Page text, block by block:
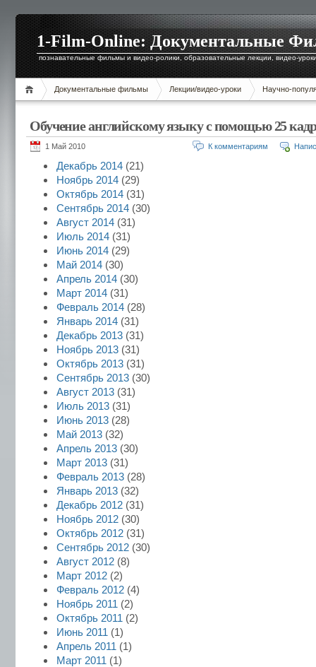
1-Film-Online: Документальные
познавательные фильмы и видео-ролики, образовательные лекции, видео-
Документальные фильмы Лекции/видео-уроки Научно-
Обучение английскому языку с помощью 25
1 Май 2010 К комментариям
Декабрь 2014 (21)
Ноябрь 2014 (29)
Октябрь 2014 (31)
Сентябрь 2014 (30)
Август 2014 (31)
Июль 2014 (31)
Июнь 2014 (29)
Май 2014 (30)
Апрель 2014 (30)
Март 2014 (31)
Февраль 2014 (28)
Январь 2014 (31)
Декабрь 2013 (31)
Ноябрь 2013 (31)
Октябрь 2013 (31)
Сентябрь 2013 (30)
Август 2013 (31)
Июль 2013 (31)
Июнь 2013 (28)
Май 2013 (32)
Апрель 2013 (30)
Март 2013 (31)
Февраль 2013 (28)
Январь 2013 (32)
Декабрь 2012 (31)
Ноябрь 2012 (30)
Октябрь 2012 (31)
Сентябрь 2012 (30)
Август 2012 (8)
Март 2012 (2)
Февраль 2012 (4)
Ноябрь 2011 (2)
Октябрь 2011 (2)
Июнь 2011 (1)
Апрель 2011 (1)
Март 2011 (1)